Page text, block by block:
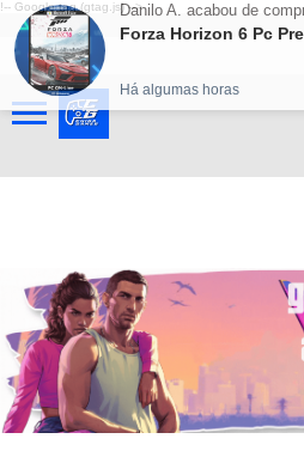
!-- Google tag (gtag.js) -->
Danilo A. acabou de
Forza Horizon 6 Pc
Há algumas horas